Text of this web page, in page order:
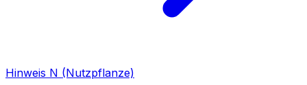
Hinweis N (Nutzpflanze)